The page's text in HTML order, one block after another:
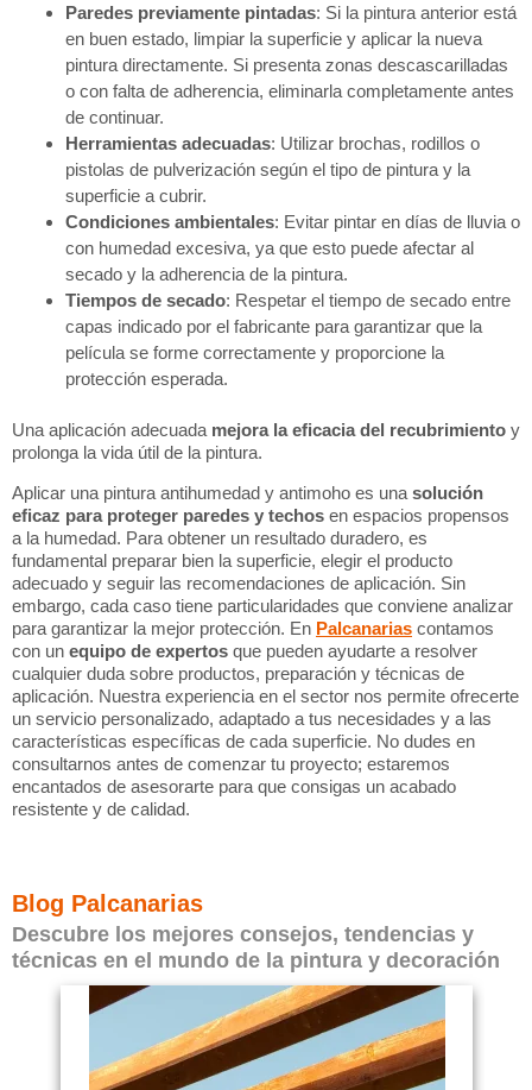
Paredes previamente pintadas: Si la pintura anterior está
en buen estado, limpiar la superficie y aplicar la nueva
pintura directamente. Si presenta zonas descascarilladas
o con falta de adherencia, eliminarla completamente antes
de continuar.
Herramientas adecuadas: Utilizar brochas, rodillos o
pistolas de pulverización según el tipo de pintura y la
superficie a cubrir.
Condiciones ambientales: Evitar pintar en días de lluvia o
con humedad excesiva, ya que esto puede afectar al
secado y la adherencia de la pintura.
Tiempos de secado: Respetar el tiempo de secado entre
capas indicado por el fabricante para garantizar que la
película se forme correctamente y proporcione la
protección esperada.
Una aplicación adecuada mejora la eficacia del recubrimiento y
prolonga la vida útil de la pintura.
Aplicar una pintura antihumedad y antimoho es una solución
eficaz para proteger paredes y techos en espacios propensos
a la humedad. Para obtener un resultado duradero, es
fundamental preparar bien la superficie, elegir el producto
adecuado y seguir las recomendaciones de aplicación. Sin
embargo, cada caso tiene particularidades que conviene analizar
para garantizar la mejor protección. En Palcanarias contamos
con un equipo de expertos que pueden ayudarte a resolver
cualquier duda sobre productos, preparación y técnicas de
aplicación. Nuestra experiencia en el sector nos permite ofrecerte
un servicio personalizado, adaptado a tus necesidades y a las
características específicas de cada superficie. No dudes en
consultarnos antes de comenzar tu proyecto; estaremos
encantados de asesorarte para que consigas un acabado
resistente y de calidad.
Blog Palcanarias
Descubre los mejores consejos, tendencias y
técnicas en el mundo de la pintura y decoración